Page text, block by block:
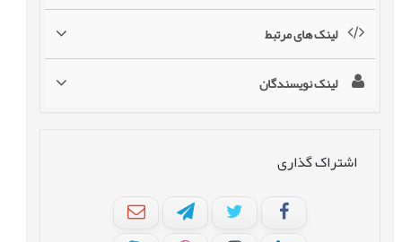
لینک های مرتبط
لینک نویسندگان
اشتراک گذاری